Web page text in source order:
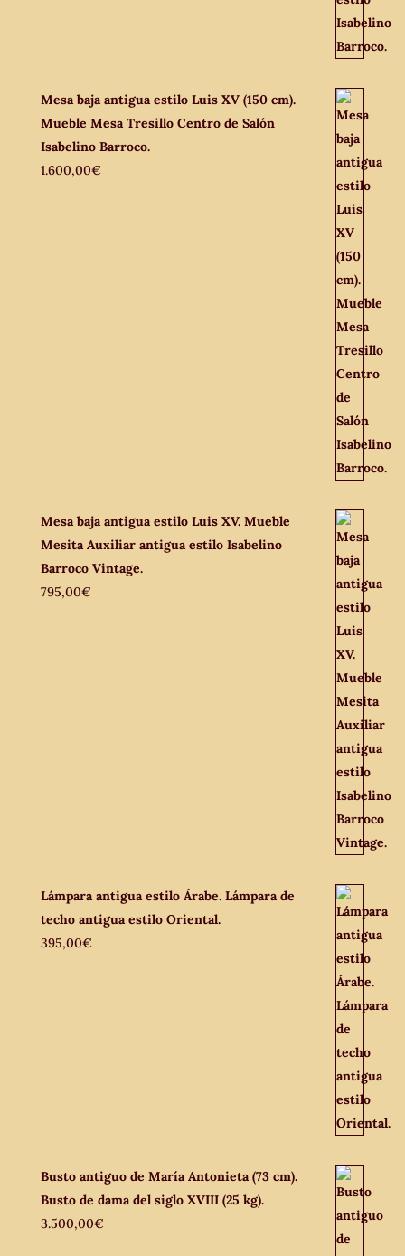
Mesa baja antigua estilo Luis XV (150 cm).
Mueble Mesa Tresillo Centro de Salón
Isabelino Barroco.
1.600,00€
Mesa baja antigua estilo Luis XV. Mueble
Mesita Auxiliar antigua estilo Isabelino
Barroco Vintage.
795,00€
Lámpara antigua estilo Árabe. Lámpara de
techo antigua estilo Oriental.
395,00€
Busto antiguo de María Antonieta (73 cm).
Busto de dama del siglo XVIII (25 kg).
3.500,00€